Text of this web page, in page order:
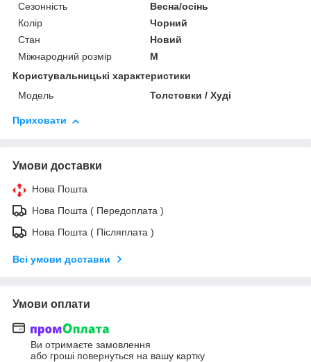
Сезонність
Весна/осінь
Колір
Чорний
Стан
Новий
Міжнародний розмір
M
Користувальницькі характеристики
Модель
Толстовки / Худі
Приховати
Умови доставки
Нова Пошта
Нова Пошта ( Передоплата )
Нова Пошта ( Післяплата )
Всі умови доставки
Умови оплати
Ви отримаєте замовлення
або гроші повернуться на вашу картку